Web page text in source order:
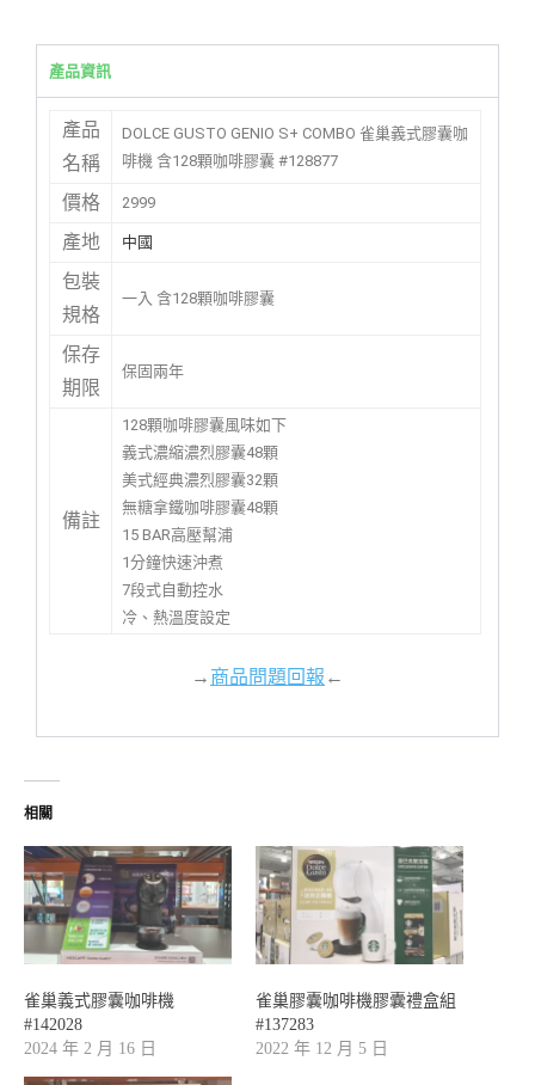
產品資訊
產品
名稱
DOLCE GUSTO GENIO S+ COMBO 雀巢義式膠囊咖
啡機 含128顆咖啡膠囊 #128877
價格 2999
產地 中國
包裝
規格
一入 含128顆咖啡膠囊
保存
期限
保固兩年
備註
128顆咖啡膠囊風味如下
義式濃縮濃烈膠囊48顆
美式經典濃烈膠囊32顆
無糖拿鐵咖啡膠囊48顆
15 BAR高壓幫浦
1分鐘快速沖煮
7段式自動控水
冷、熱溫度設定
→商品問題回報←
相關
雀巢義式膠囊咖啡機
#142028
2024 年 2 月 16 日
雀巢膠囊咖啡機膠囊禮盒組
#137283
2022 年 12 月 5 日